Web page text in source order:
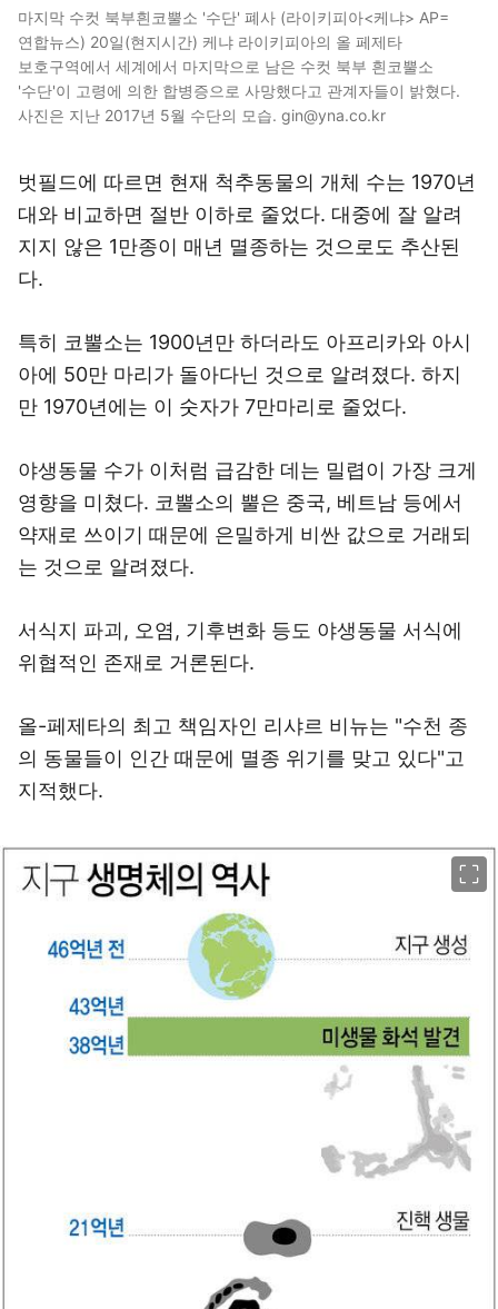
마지막 수컷 북부흰코뿔소 '수단' 폐사 (라이키피아<케냐> AP=
연합뉴스) 20일(현지시간) 케냐 라이키피아의 올 페제타
보호구역에서 세계에서 마지막으로 남은 수컷 북부 흰코뿔소
'수단'이 고령에 의한 합병증으로 사망했다고 관계자들이 밝혔다.
사진은 지난 2017년 5월 수단의 모습. gin@yna.co.kr
벗필드에 따르면 현재 척추동물의 개체 수는 1970년
대와 비교하면 절반 이하로 줄었다. 대중에 잘 알려
지지 않은 1만종이 매년 멸종하는 것으로도 추산된
다.
특히 코뿔소는 1900년만 하더라도 아프리카와 아시
아에 50만 마리가 돌아다닌 것으로 알려졌다. 하지
만 1970년에는 이 숫자가 7만마리로 줄었다.
야생동물 수가 이처럼 급감한 데는 밀렵이 가장 크게
영향을 미쳤다. 코뿔소의 뿔은 중국, 베트남 등에서
약재로 쓰이기 때문에 은밀하게 비싼 값으로 거래되
는 것으로 알려졌다.
서식지 파괴, 오염, 기후변화 등도 야생동물 서식에
위협적인 존재로 거론된다.
올-페제타의 최고 책임자인 리샤르 비뉴는 "수천 종
의 동물들이 인간 때문에 멸종 위기를 맞고 있다"고
지적했다.